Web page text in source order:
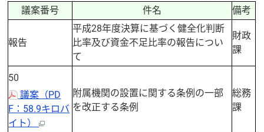
議案番号
件名 備考
報告
平成28年度決算に基づく健全化判断
比率及び資金不足比率の報告につい
て
財政
課
50
議案（PD
F：58.9キロバ
イト）
附属機関の設置に関する条例の一部
を改正する条例
総務
課